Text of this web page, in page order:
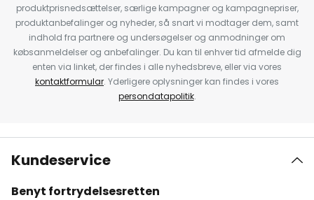
produktprisnedsættelser, særlige kampagner og kampagnepriser,
produktanbefalinger og nyheder, så snart vi modtager dem, samt
indhold fra partnere og undersøgelser og anmodninger om
købsanmeldelser og anbefalinger. Du kan til enhver tid afmelde dig
enten via linket, der findes i alle nyhedsbreve, eller via vores
kontaktformular. Yderligere oplysninger kan findes i vores
persondatapolitik.
Kundeservice
Benyt fortrydelsesretten